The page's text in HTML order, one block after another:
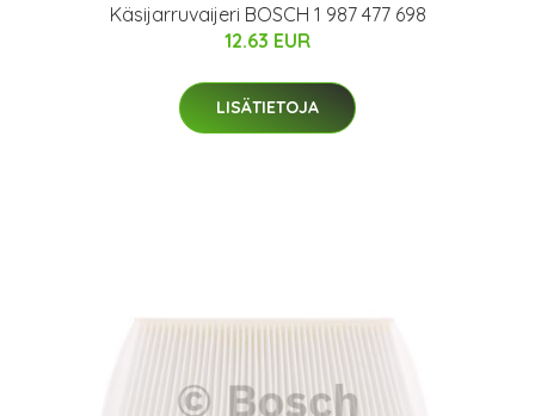
Käsijarruvaijeri BOSCH 1 987 477 698
12.63 EUR
LISÄTIETOJA